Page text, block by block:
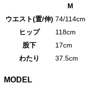
M
ウエスト(置/伸) 74/114cm
ヒップ
118cm
股下
17cm
わたり
37.5cm
MODEL